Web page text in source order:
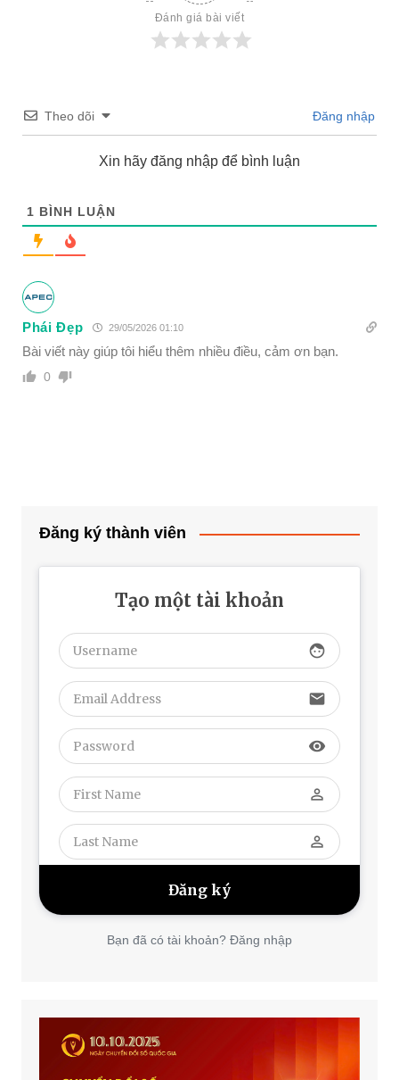
Đánh giá bài viết
Theo dõi Đăng nhập
Xin hãy đăng nhập để bình luận
1 BÌNH LUẬN
Phái Đẹp 29/05/2026 01:10
Bài viết này giúp tôi hiểu thêm nhiều điều, cảm ơn bạn.
0
Đăng ký thành viên
Tạo một tài khoản
face
email
visibility
perm_identity
perm_identity
Bạn đã có tài khoản? Đăng nhập